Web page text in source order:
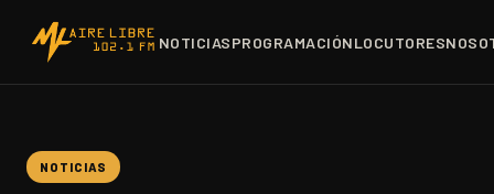
NOTICIASPROGRAMACIÓNLOCUTORES
NOTICIAS